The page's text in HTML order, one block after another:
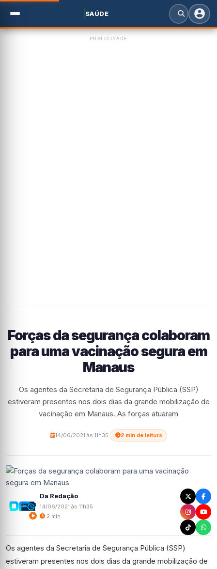
SAÚDE
PUBLICIDADE
Forças da segurança colaboram
para uma vacinação segura em
Manaus
Os agentes da Secretaria de Segurança Pública (SSP)
estiveram presentes nos dois dias da grande mobilização de
vacinação em Manaus. As forças atuaram
14/06/2021 às 11h35 2 min de leitura
Da Redação
14/06/2021 às 11h35
2 min
Os agentes da Secretaria de Segurança Pública (SSP)
estiveram presentes nos dois dias da grande mobilização de